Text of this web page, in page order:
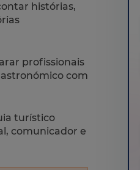
histórias,
profissionais
com
turístico
comunicador e